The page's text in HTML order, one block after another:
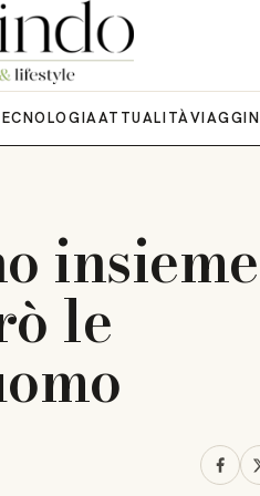
ATTUALITÀVIAGGI
insieme
le